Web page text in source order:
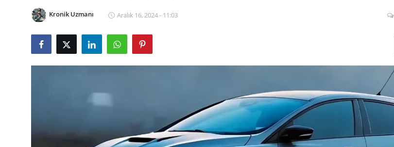
Muayene & Ruhsat
Sorgulamalar
İkinci El & Alım-Satım
Kronik Uzmanı Aralık 16, 2024 - 11:03